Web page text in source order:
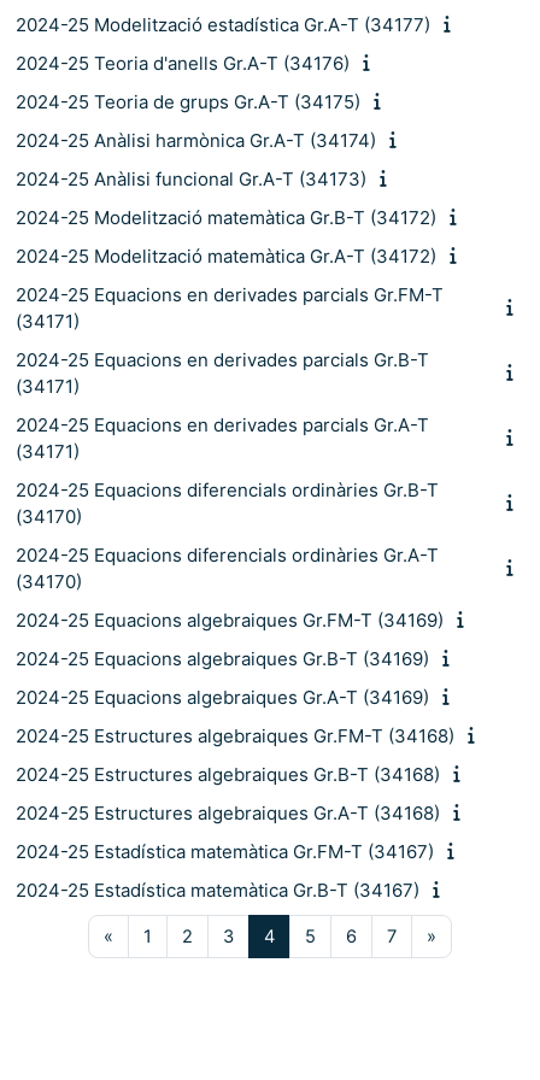
2024-25 Modelització estadística Gr.A-T (34177)
2024-25 Teoria d'anells Gr.A-T (34176)
2024-25 Teoria de grups Gr.A-T (34175)
2024-25 Anàlisi harmònica Gr.A-T (34174)
2024-25 Anàlisi funcional Gr.A-T (34173)
2024-25 Modelització matemàtica Gr.B-T (34172)
2024-25 Modelització matemàtica Gr.A-T (34172)
2024-25 Equacions en derivades parcials Gr.FM-T
(34171)
2024-25 Equacions en derivades parcials Gr.B-T
(34171)
2024-25 Equacions en derivades parcials Gr.A-T
(34171)
2024-25 Equacions diferencials ordinàries Gr.B-T
(34170)
2024-25 Equacions diferencials ordinàries Gr.A-T
(34170)
2024-25 Equacions algebraiques Gr.FM-T (34169)
2024-25 Equacions algebraiques Gr.B-T (34169)
2024-25 Equacions algebraiques Gr.A-T (34169)
2024-25 Estructures algebraiques Gr.FM-T (34168)
2024-25 Estructures algebraiques Gr.B-T (34168)
2024-25 Estructures algebraiques Gr.A-T (34168)
2024-25 Estadística matemàtica Gr.FM-T (34167)
2024-25 Estadística matemàtica Gr.B-T (34167)
« Pàgina anterior
1 Pàgina 1
2 Pàgina 2
3Pàgina 3
4Pàgina 4
5 Pàgina 5
6Pàgina 6
7Pàgina 7
»